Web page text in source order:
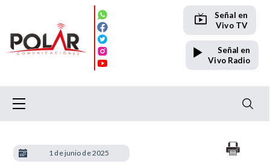
Señal en
Vivo TV
Señal en
Vivo Radio
1 de junio de 2025